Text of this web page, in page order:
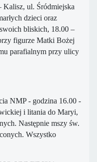
Kalisz, ul. Śródmiejska
dzieci oraz
bliskich, 18.00 –
figurze Matki Bożej
parafialnym przy ulicy
NMP- godzina 16.00 -
i litania do Maryi,
Następnie mszy św.
Wszystko